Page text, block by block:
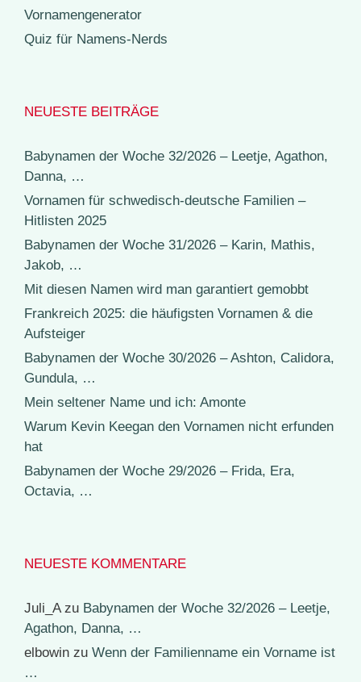
Vornamengenerator
Quiz für Namens-Nerds
NEUESTE BEITRÄGE
Babynamen der Woche 32/2026 – Leetje, Agathon,
Danna, …
Vornamen für schwedisch-deutsche Familien –
Hitlisten 2025
Babynamen der Woche 31/2026 – Karin, Mathis,
Jakob, …
Mit diesen Namen wird man garantiert gemobbt
Frankreich 2025: die häufigsten Vornamen & die
Aufsteiger
Babynamen der Woche 30/2026 – Ashton, Calidora,
Gundula, …
Mein seltener Name und ich: Amonte
Warum Kevin Keegan den Vornamen nicht erfunden
hat
Babynamen der Woche 29/2026 – Frida, Era,
Octavia, …
NEUESTE KOMMENTARE
Juli_Azu Babynamen der Woche 32/2026 – Leetje,
Agathon, Danna, …
elbowin zu Wenn der Familienname ein Vorname ist
…